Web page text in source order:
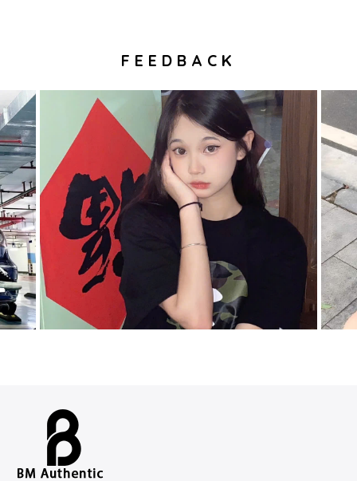
FEEDBACK